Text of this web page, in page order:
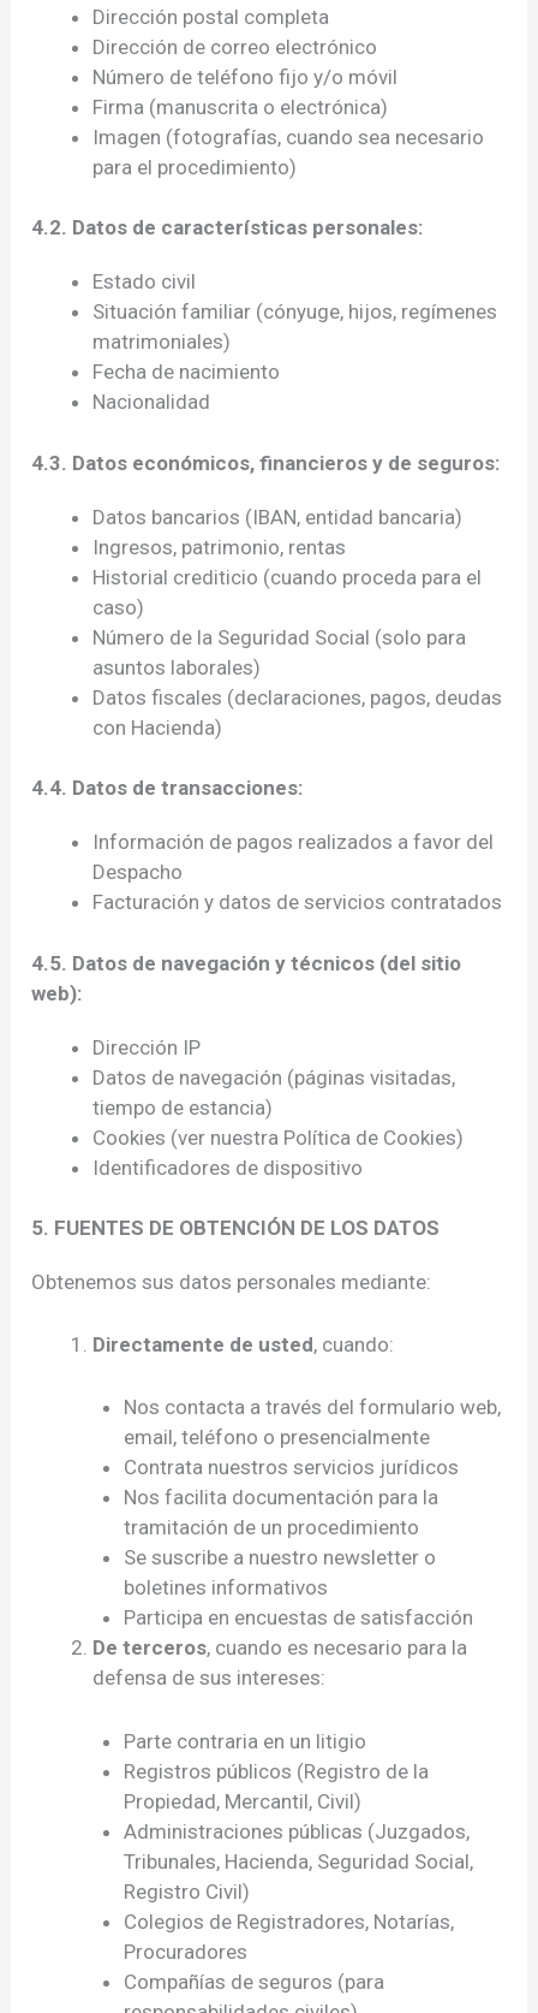
Dirección postal completa
Dirección de correo electrónico
Número de teléfono fijo y/o móvil
Firma (manuscrita o electrónica)
Imagen (fotografías, cuando sea necesario
para el procedimiento)
4.2. Datos de características personales:
Estado civil
Situación familiar (cónyuge, hijos, regímenes
matrimoniales)
Fecha de nacimiento
Nacionalidad
4.3. Datos económicos, financieros y de seguros:
Datos bancarios (IBAN, entidad bancaria)
Ingresos, patrimonio, rentas
Historial crediticio (cuando proceda para el
caso)
Número de la Seguridad Social (solo para
asuntos laborales)
Datos fiscales (declaraciones, pagos, deudas
con Hacienda)
4.4. Datos de transacciones:
Información de pagos realizados a favor del
Despacho
Facturación y datos de servicios contratados
4.5. Datos de navegación y técnicos (del sitio
web):
Dirección IP
Datos de navegación (páginas visitadas,
tiempo de estancia)
Cookies (ver nuestra Política de Cookies)
Identificadores de dispositivo
5. FUENTES DE OBTENCIÓN DE LOS DATOS
Obtenemos sus datos personales mediante:
Directamente de usted, cuando:
Nos contacta a través del formulario web,
email, teléfono o presencialmente
Contrata nuestros servicios jurídicos
Nos facilita documentación para la
tramitación de un procedimiento
Se suscribe a nuestro newsletter o
boletines informativos
Participa en encuestas de satisfacción
De terceros, cuando es necesario para la
defensa de sus intereses:
Parte contraria en un litigio
Registros públicos (Registro de la
Propiedad, Mercantil, Civil)
Administraciones públicas (Juzgados,
Tribunales, Hacienda, Seguridad Social,
Registro Civil)
Colegios de Registradores, Notarías,
Procuradores
Compañías de seguros (para